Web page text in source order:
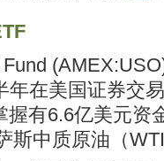
年在美国证券交
握有6.6亿美元资
斯中质原油（